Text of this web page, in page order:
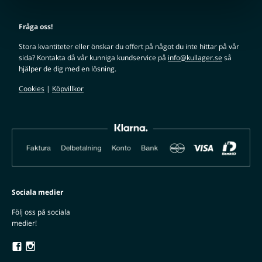
Fråga oss!
Stora kvantiteter eller önskar du offert på något du inte hittar på vår
sida? Kontakta då vår kunniga kundservice på info@kullager.seså
hjälper de dig med en lösning.
Cookies | Köpvillkor
Sociala medier
Följ oss på sociala
medier!